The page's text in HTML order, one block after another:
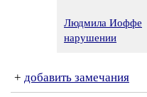
Людмила Иоффе
нарушении
+ добавить замечания